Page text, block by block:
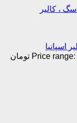
اسپانیا
Price range: ۱۲۰,۰۰۰ تومان